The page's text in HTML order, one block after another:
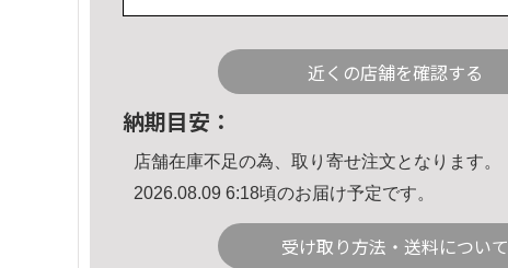
近くの店舗を確認する
納期目安：
店舗在庫不足の為、取り寄せ注文となります。
2026.08.09 6:18頃のお届け予定です。
受け取り方法・送料について